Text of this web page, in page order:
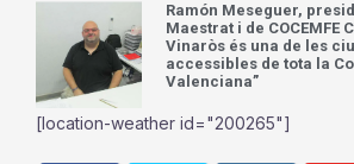
Ramón Meseguer,
Maestrat i de COCEMFE
Vinaròs és una de les
accessibles de tota la
Valenciana”
[location-weather id="200265"]